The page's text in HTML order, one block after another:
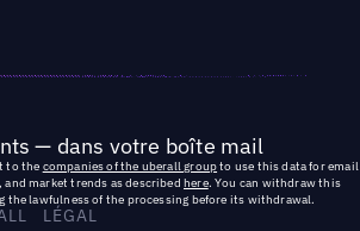
— dans votre boîte mail
to the companies of the uberall groupto use this data for email
market trends as described here. You can withdraw this
lawfulness of the processing before its withdrawal.
LÉGAL